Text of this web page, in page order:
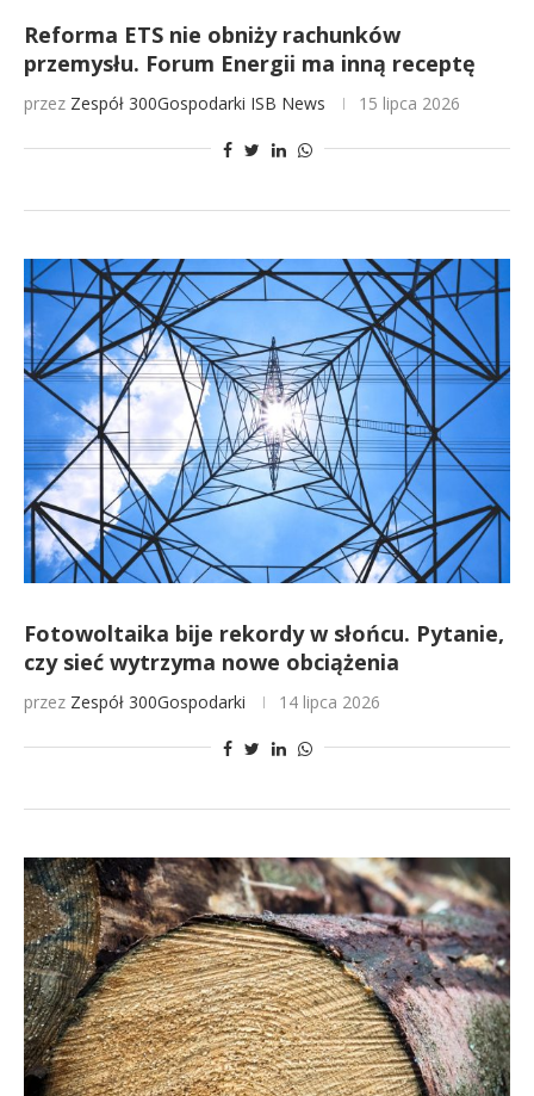
Reforma ETS nie obniży rachunków
przemysłu. Forum Energii ma inną receptę
przez Zespół 300Gospodarki ISB News 15 lipca 2026
Fotowoltaika bije rekordy w słońcu. Pytanie,
czy sieć wytrzyma nowe obciążenia
przez Zespół 300Gospodarki 14 lipca 2026